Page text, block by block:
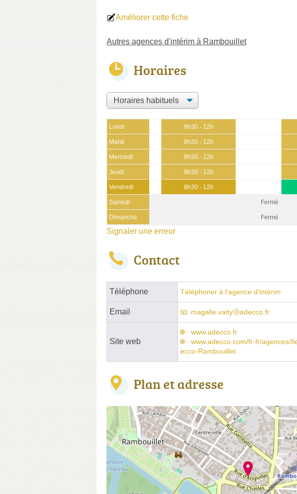
Améliorer cette fiche
Autres agences d'intérim à Rambouillet
Horaires
Lundi 8h30 - 12h
Mardi 8h30 - 12h
Mercredi 8h30 - 12h
Jeudi 8h30 - 12h
Vendredi 8h30 - 12h
Samedi Fermé
Dimanche Fermé
Signaler une erreur
Contact
Téléphone Téléphoner à l'agence d'intérim
Email magalie.vaityⓐadecco.fr
Site web
www.adecco.fr
www.adecco.com/fr-fr/agences/
ecco-Rambouillet
Plan et adresse